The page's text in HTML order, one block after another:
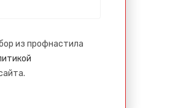
из профнастила